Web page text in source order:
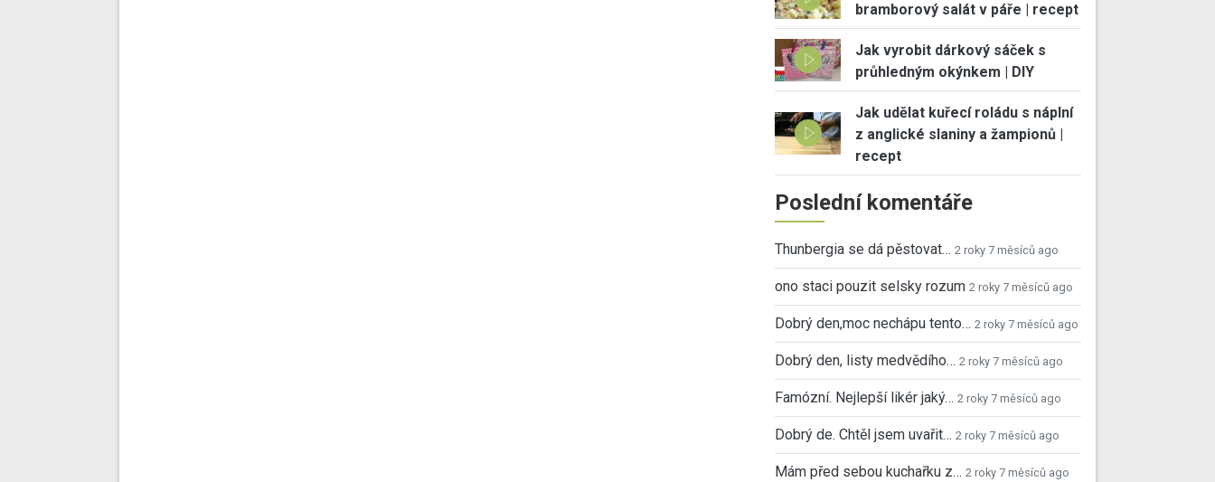
bramborový salát v páře | recept
Jak vyrobit dárkový sáček s
průhledným okýnkem | DIY
Jak udělat kuřecí roládu s náplní
z anglické slaniny a žampionů |
recept
Poslední komentáře
Thunbergia se dá pěstovat… 2 roky 7 měsíců ago
ono staci pouzit selsky rozum 2 roky 7 měsíců ago
Dobrý den,moc nechápu tento… 2 roky 7 měsíců ago
Dobrý den, listy medvědího… 2 roky 7 měsíců ago
Famózní. Nejlepší likér jaký… 2 roky 7 měsíců ago
Dobrý de. Chtěl jsem uvařit… 2 roky 7 měsíců ago
Mám před sebou kuchařku z… 2 roky 7 měsíců ago